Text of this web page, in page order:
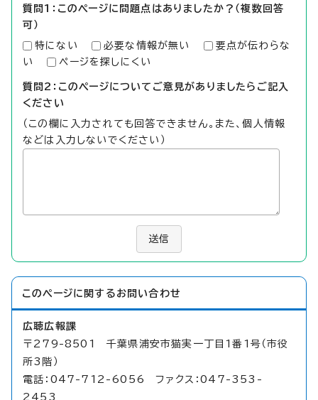
質問1：このページに問題点はありましたか？（複数回答
可）
特にない 必要な情報が無い
要点が伝わらな
い
ページを探しにくい
質問2：このページについてご意見がありましたらご記入
ください
（この欄に入力されても回答できません。また、個人情報
などは入力しないでください）
送信
このページに関する お問い合わせ
広聴広報課
〒279-8501 千葉県浦安市猫実一丁目1番1号（市役
所3階）
電話：047-712-6056 ファクス：047-353-
2453